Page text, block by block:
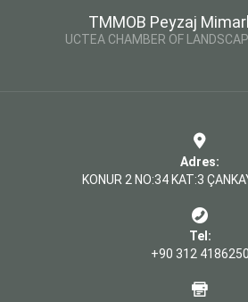
TMMOB Peyzaj
UCTEA CHAMBER OF
Adres:
KONUR 2 NO:34 KAT:3
Tel:
+90 312 4186250